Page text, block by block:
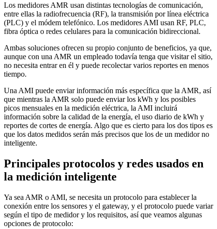
Los medidores AMR usan distintas tecnologías de comunicación,
entre ellas la radiofrecuencia (RF), la transmisión por línea eléctrica
(PLC) y el módem telefónico. Los medidores AMI usan RF, PLC,
fibra óptica o redes celulares para la comunicación bidireccional.
Ambas soluciones ofrecen su propio conjunto de beneficios, ya que,
aunque con una AMR un empleado todavía tenga que visitar el sitio,
no necesita entrar en él y puede recolectar varios reportes en menos
tiempo.
Una AMI puede enviar información más específica que la AMR, así
que mientras la AMR solo puede enviar los kWh y los posibles
picos mensuales en la medición eléctrica, la AMI incluirá
información sobre la calidad de la energía, el uso diario de kWh y
reportes de cortes de energía. Algo que es cierto para los dos tipos es
que los datos medidos serán más precisos que los de un medidor no
inteligente.
Principales protocolos y redes usados en
la medición inteligente
Ya sea AMR o AMI, se necesita un protocolo para establecer la
conexión entre los sensores y el gateway, y el protocolo puede variar
según el tipo de medidor y los requisitos, así que veamos algunas
opciones de protocolo: